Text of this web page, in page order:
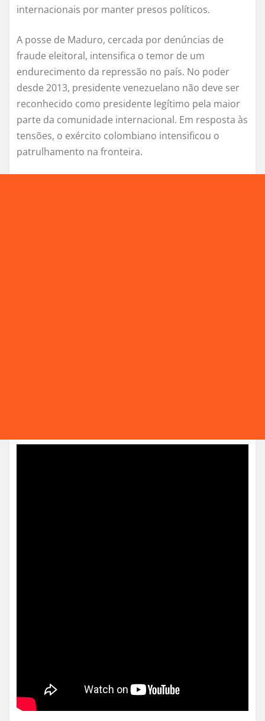
internacionais por manter presos políticos.
A posse de Maduro, cercada por denúncias de
fraude eleitoral, intensifica o temor de um
endurecimento da repressão no país. No poder
desde 2013, presidente venezuelano não deve ser
reconhecido como presidente legítimo pela maior
parte da comunidade internacional. Em resposta às
tensões, o exército colombiano intensificou o
patrulhamento na fronteira.